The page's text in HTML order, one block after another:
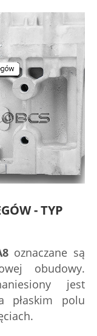
- TYP
oznaczane są
obudowy.
jest
płaskim polu